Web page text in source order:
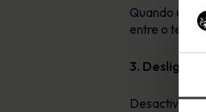
Quando uma
entre o teu
3. Desliga a
Desactiva a